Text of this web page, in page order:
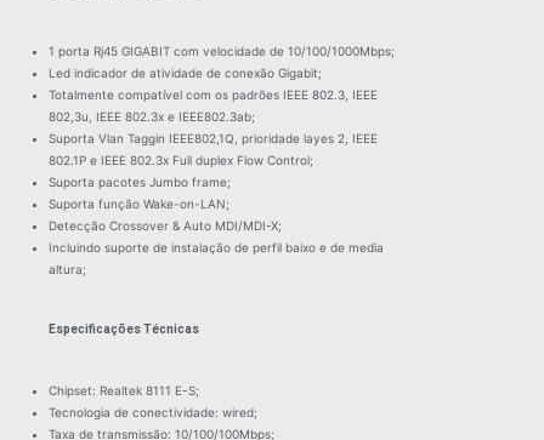
1 porta Rj45 GIGABIT com velocidade de 10/100/1000Mbps;
Led indicador de atividade de conexão Gigabit;
Totalmente compatível com os padrões IEEE 802.3, IEEE
802,3u, IEEE 802.3x e IEEE802.3ab;
Suporta Vlan Taggin IEEE802,1Q, prioridade layes 2, IEEE
802.1P e IEEE 802.3x Full duplex Flow Control;
Suporta pacotes Jumbo frame;
Suporta função Wake-on-LAN;
Detecção Crossover & Auto MDI/MDI-X;
Incluindo suporte de instalação de perfil baixo e de media
altura;
Especificações Técnicas
Chipset: Realtek 8111 E-S;
Tecnologia de conectividade: wired;
Taxa de transmissão: 10/100/100Mbps;